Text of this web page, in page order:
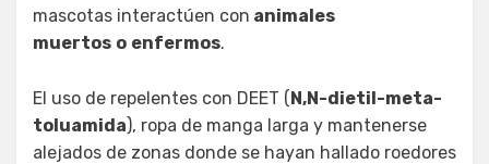
mascotas interactúen con animales
muertos o enfermos.
El uso de repelentes con DEET (N,N-dietil-meta-
toluamida), ropa de manga larga y mantenerse
alejados de zonas donde se hayan hallado roedores